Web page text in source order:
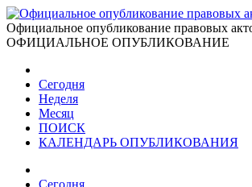
Официальное опубликование правовых
ОФИЦИАЛЬНОЕ ОПУБЛИКОВАНИЕ
Сегодня
Неделя
Месяц
ПОИСК
КАЛЕНДАРЬ ОПУБЛИКОВАНИЯ
Сегодня